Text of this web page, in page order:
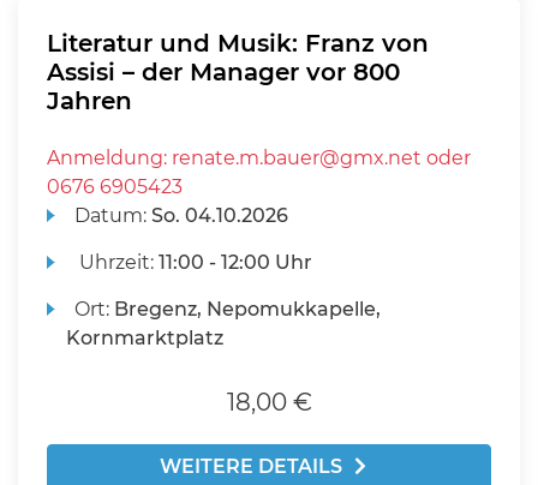
Literatur und Musik: Franz von
Assisi – der Manager vor 800
Jahren
Anmeldung: renate.m.bauer@gmx.net oder
0676 6905423
Datum:So. 04.10.2026
Uhrzeit:11:00 - 12:00 Uhr
Ort: Bregenz, Nepomukkapelle,
Kornmarktplatz
18,00 €
WEITERE DETAILS